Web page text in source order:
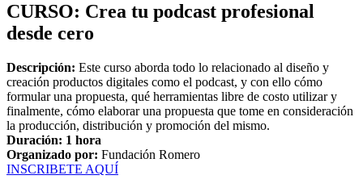
CURSO: Crea tu podcast profesional
desde cero
Descripción: Este curso aborda todo lo relacionado al diseño y
creación productos digitales como el podcast, y con ello cómo
formular una propuesta, qué herramientas libre de costo utilizar y
finalmente, cómo elaborar una propuesta que tome en consideración
la producción, distribución y promoción del mismo.
Duración: 1 hora
Organizado por: Fundación Romero
INSCRIBETE AQUÍ